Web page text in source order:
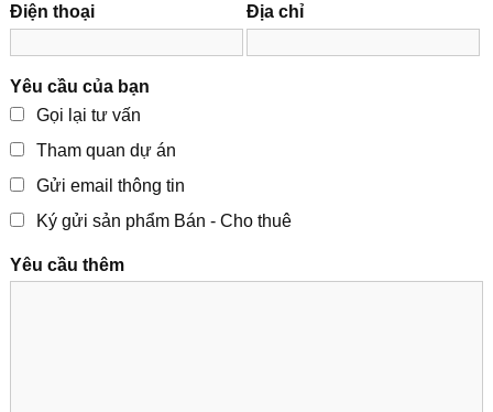
Điện thoại Địa chỉ
Yêu cầu của bạn
Gọi lại tư vấn
Tham quan dự án
Gửi email thông tin
Ký gửi sản phẩm Bán - Cho thuê
Yêu cầu thêm